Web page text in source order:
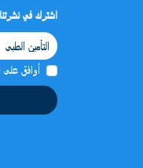
اشترك في نشرتنا
Category
أوافق على